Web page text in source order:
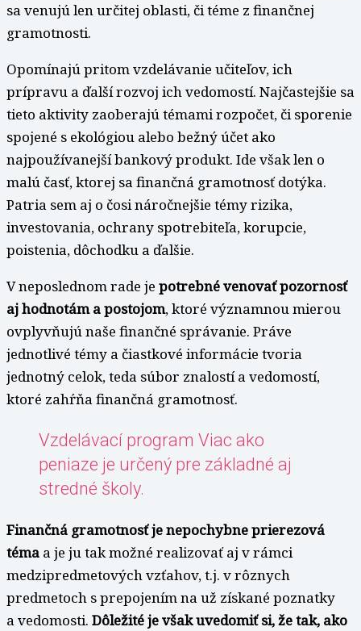
sa venujú len určitej oblasti, či téme z finančnej
gramotnosti.
Opomínajú pritom vzdelávanie učiteľov, ich
prípravu a ďalší rozvoj ich vedomostí. Najčastejšie sa
tieto aktivity zaoberajú témami rozpočet, či sporenie
spojené s ekológiou alebo bežný účet ako
najpoužívanejší bankový produkt. Ide však len o
malú časť, ktorej sa finančná gramotnosť dotýka.
Patria sem aj o čosi náročnejšie témy rizika,
investovania, ochrany spotrebiteľa, korupcie,
poistenia, dôchodku a ďalšie.
V neposlednom rade je potrebné venovať pozornosť
aj hodnotám a postojom, ktoré významnou mierou
ovplyvňujú naše finančné správanie. Práve
jednotlivé témy a čiastkové informácie tvoria
jednotný celok, teda súbor znalostí a vedomostí,
ktoré zahŕňa finančná gramotnosť.
Vzdelávací program Viac ako
peniaze je určený pre základné aj
stredné školy.
Finančná gramotnosť je nepochybne prierezová
téma a je ju tak možné realizovať aj v rámci
medzipredmetových vzťahov, t.j. v rôznych
predmetoch s prepojením na už získané poznatky
a vedomosti. Dôležité je však uvedomiť si, že tak, ako